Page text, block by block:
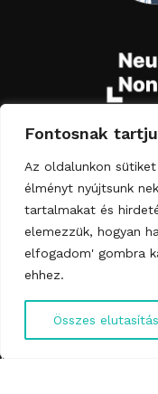
Fontosnak
Az oldalunkon
élményt nyújtsunk
tartalmakat és
elemezzük, hogyan
elfogadom' gombra
ehhez.
Összes
NAVIGÁCIÓ
Rólunk
Termékek
Hulladékból
Kapcsolat
bútor
English